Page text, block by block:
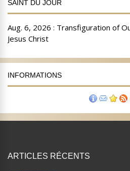
SAINT DU JOUR
INFORMATIONS
ARTICLES RÉCENTS